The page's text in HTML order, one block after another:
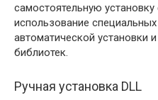
самостоятельную
использование
автоматической установки
библиотек.
Ручная установка DLL